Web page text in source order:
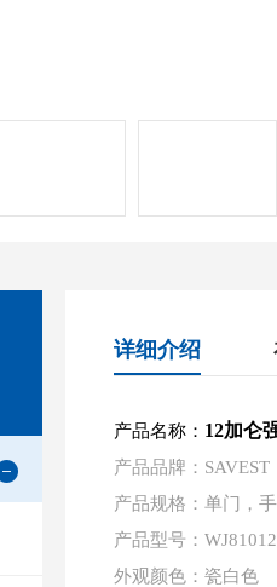
详细介绍
产品名称： 12加仑
产品品牌：SAVEST
产品规格：单门，
产品型号：
外观颜色：瓷白色